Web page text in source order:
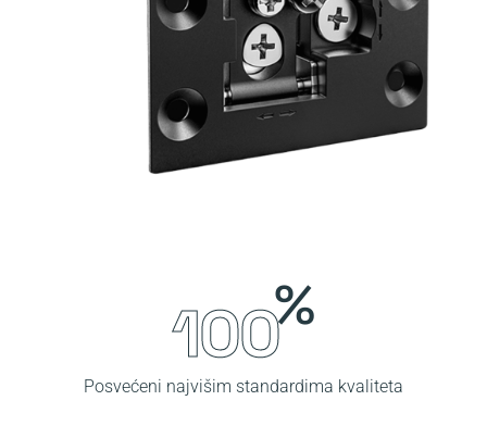
100%
Posvećeni najvišim standardima kvaliteta